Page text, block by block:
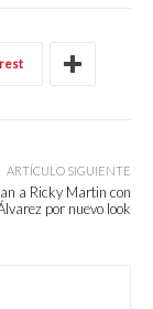
ARTÍCULO SIGUIENTE
a Ricky Martin con
por nuevo look